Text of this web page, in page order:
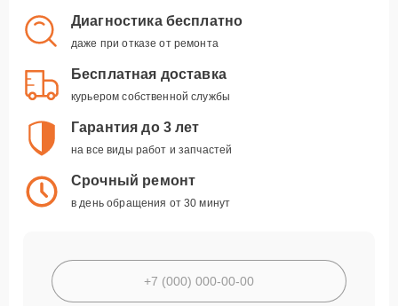
Диагностика бесплатно
даже при отказе от ремонта
Бесплатная доставка
курьером собственной службы
Гарантия до 3 лет
на все виды работ и запчастей
Срочный ремонт
в день обращения от 30 минут